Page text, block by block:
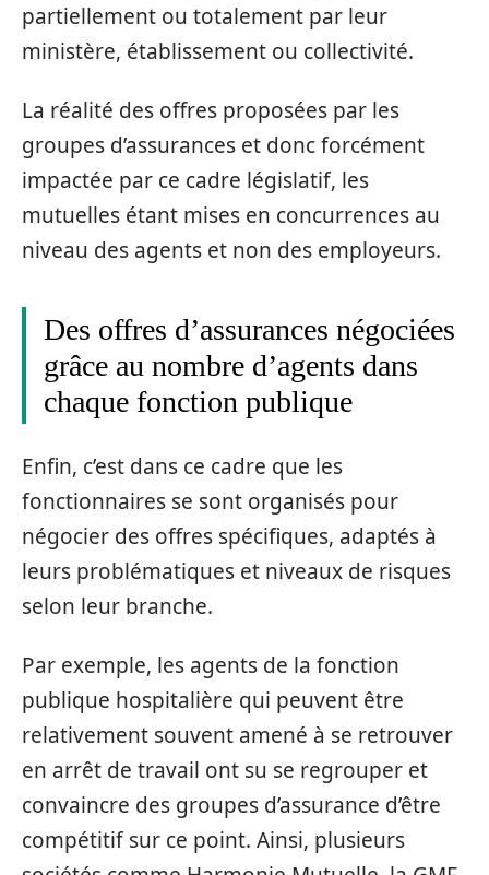
partiellement ou totalement par leur
ministère, établissement ou collectivité.
La réalité des offres proposées par les
groupes d’assurances et donc forcément
impactée par ce cadre législatif, les
mutuelles étant mises en concurrences au
niveau des agents et non des employeurs.
Des offres d’assurances négociées
grâce au nombre d’agents dans
chaque fonction publique
Enfin, c’est dans ce cadre que les
fonctionnaires se sont organisés pour
négocier des offres spécifiques, adaptés à
leurs problématiques et niveaux de risques
selon leur branche.
Par exemple, les agents de la fonction
publique hospitalière qui peuvent être
relativement souvent amené à se retrouver
en arrêt de travail ont su se regrouper et
convaincre des groupes d’assurance d’être
compétitif sur ce point. Ainsi, plusieurs